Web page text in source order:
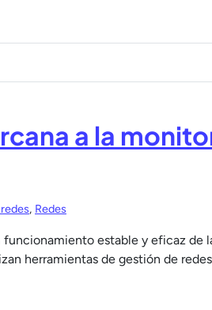
a la
, Redes
funcionamiento estable y eficaz de
herramientas de gestión de